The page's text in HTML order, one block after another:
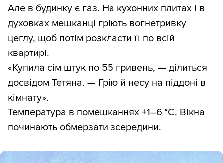
Але в будинку є газ. На кухонних плитах і в
духовках мешканці гріють вогнетривку
цеглу, щоб потім розкласти її по всій
квартирі.
«Купила сім штук по 55 гривень, — ділиться
досвідом Тетяна. — Грію й несу на піддоні в
кімнату».
Температура в помешканнях +1–6 °С. Вікна
починають обмерзати зсередини.